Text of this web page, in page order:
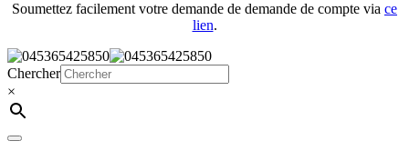
Soumettez facilement votre demande de demande de compte via ce
lien.
Chercher
×